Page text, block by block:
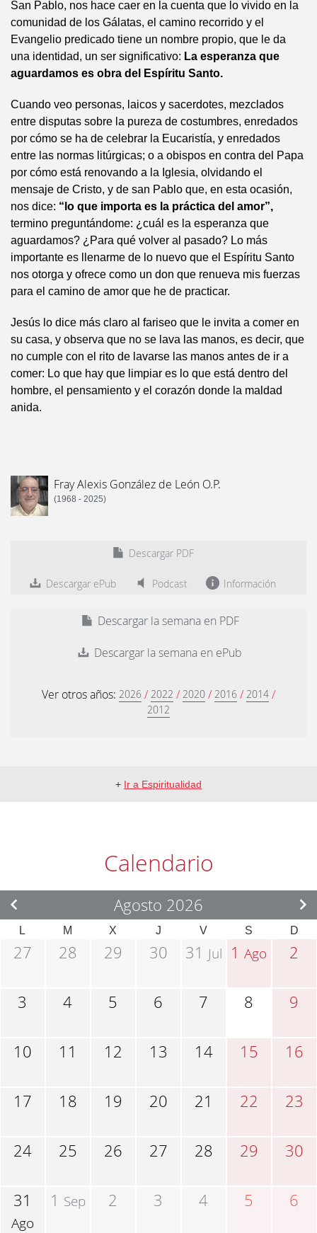
San Pablo, nos hace caer en la cuenta que lo vivido en la
comunidad de los Gálatas, el camino recorrido y el
Evangelio predicado tiene un nombre propio, que le da
una identidad, un ser significativo: La esperanza que
aguardamos es obra del Espíritu Santo.
Cuando veo personas, laicos y sacerdotes, mezclados
entre disputas sobre la pureza de costumbres, enredados
por cómo se ha de celebrar la Eucaristía, y enredados
entre las normas litúrgicas; o a obispos en contra del Papa
por cómo está renovando a la Iglesia, olvidando el
mensaje de Cristo, y de san Pablo que, en esta ocasión,
nos dice: “lo que importa es la práctica del amor”,
termino preguntándome: ¿cuál es la esperanza que
aguardamos? ¿Para qué volver al pasado? Lo más
importante es llenarme de lo nuevo que el Espíritu Santo
nos otorga y ofrece como un don que renueva mis fuerzas
para el camino de amor que he de practicar.
Jesús lo dice más claro al fariseo que le invita a comer en
su casa, y observa que no se lava las manos, es decir, que
no cumple con el rito de lavarse las manos antes de ir a
comer: Lo que hay que limpiar es lo que está dentro del
hombre, el pensamiento y el corazón donde la maldad
anida.
Fray Alexis González de León O.P.
(1968 - 2025)
Descargar PDF
Descargar ePub Podcast Información
Descargar la semana en PDF
Descargar la semana en ePub
Ver otros años: 2026 / 2022 / 2020 / 2016 / 2014 /
2012
+ Ir a Espiritualidad
Calendario
Agosto 2026
L M X J V S D
27 28 29 30 31 Jul 1Ago 2
3 4 5 6 7 8 9
10 11 12 13 14 15 16
17 18 19 20 21 22 23
24 25 26 27 28 29 30
31
Ago
1 Sep 2 3 4 5 6